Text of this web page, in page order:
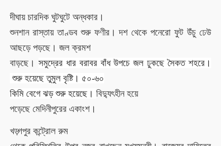
দীঘায় চারদিক ঘুটঘুটে অন্ধকার।
শুনশান রাস্তায় তাণ্ডব শুরু ফণীর। দশ থেকে পনেরো ফুট উঁচু ঢেউ
আছড়ে পড়ছে। জল ক্রমশ
বাড়ছে। সমুদ্রের ধার বরাবর বাঁধ উপচে জল ঢুকছে সৈকত শহরে।
শুরু হয়েছে তুমুল বৃষ্টি। ৫০-৬০
কিমি বেগে ঝড় শুরু হয়েছে। বিদ্যুৎহীন হয়ে
পড়েছে মেদিনীপুরের একাংশ।
খড়্গপুর কন্ট্রোল রুম